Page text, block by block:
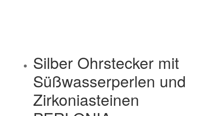
Silber Ohrstecker mit
Süßwasserperlen und
Zirkoniasteinen